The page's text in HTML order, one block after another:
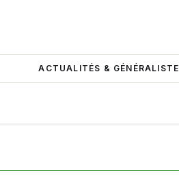
ACTUALITÉS & GÉNÉRALISTE